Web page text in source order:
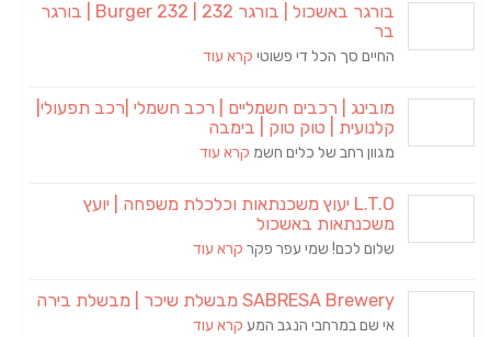
בורגר באשכול | בורגר 232 | Burger 232 | בורגר
בר
החיים סך הכל די פשוטי קרא עוד
מובינג | רכבים חשמליים | רכב חשמלי |רכב תפעולי|
קלנועית | טוק טוק | בימבה
מגוון רחב של כלים חשמ קרא עוד
L.T.O יעוץ משכנתאות וכלכלת משפחה | יועץ
משכנתאות באשכול
שלום לכם! שמי עפר פקר קרא עוד
SABRESA Brewery מבשלת שיכר | מבשלת בירה
אי שם במרחבי הנגב המע קרא עוד